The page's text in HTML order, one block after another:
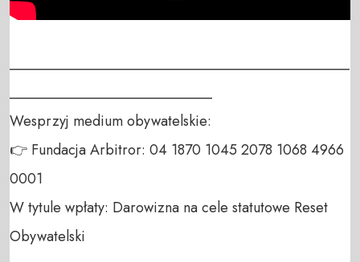
_______________________________________________
____________________________
Wesprzyj medium obywatelskie:
👉 Fundacja Arbitror: 04 1870 1045 2078 1068 4966
0001
W tytule wpłaty: Darowizna na cele statutowe Reset
Obywatelski